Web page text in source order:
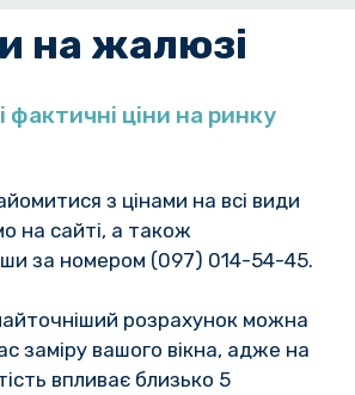
на жалюзі
фактичні ціни на ринку
з цінами на всі види
на сайті, а також
за номером (097) 014-54-45.
розрахунок можна
заміру вашого вікна, адже на
впливає близько 5